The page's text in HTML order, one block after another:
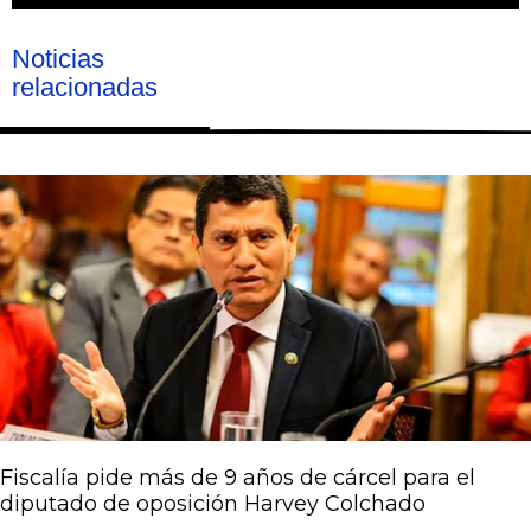
Noticias
relacionadas
Fiscalía pide más de 9 años de cárcel para el
diputado de oposición Harvey Colchado
Página
Página
Página
Página
Página